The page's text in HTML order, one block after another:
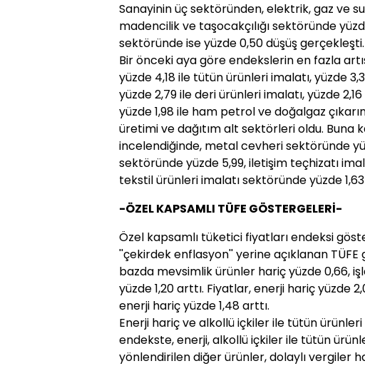
Sanayinin üç sektöründen, elektrik, gaz ve
madencilik ve taşocakçılığı sektöründe
sektöründe ise yüzde 0,50 düşüş gerçekleşti.
Bir önceki aya göre endekslerin en fazla
yüzde 4,18 ile tütün ürünleri imalatı, yüzde
yüzde 2,79 ile deri ürünleri imalatı, yüzde
yüzde 1,98 ile ham petrol ve doğalgaz
üretimi ve dağıtım alt sektörleri oldu. Buna
incelendiğinde, metal cevheri sektöründe
sektöründe yüzde 5,99, iletişim teçhizatı
tekstil ürünleri imalatı sektöründe yüzde
-ÖZEL KAPSAMLI TÜFE GÖSTERGELERİ-
Özel kapsamlı tüketici fiyatları endeksi
''çekirdek enflasyon'' yerine açıklanan TÜFE
bazda mevsimlik ürünler hariç yüzde 0,66,
yüzde 1,20 arttı. Fiyatlar, enerji hariç yüzde
enerji hariç yüzde 1,48 arttı.
Enerji hariç ve alkollü içkiler ile tütün ürünleri
endekste, enerji, alkollü içkiler ile tütün
yönlendirilen diğer ürünler, dolaylı vergiler